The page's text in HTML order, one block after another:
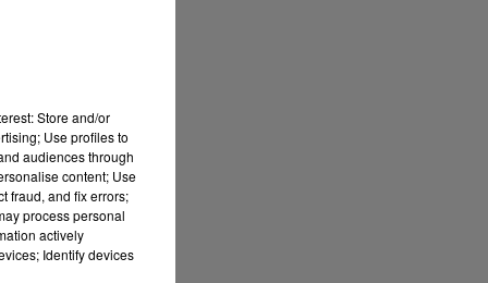
Store and/or
Use profiles to
audiences through
content; Use
fraud, and fix errors;
process personal
actively
Identify devices